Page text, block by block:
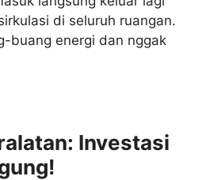
di seluruh ruangan.
buang energi dan nggak
Investasi